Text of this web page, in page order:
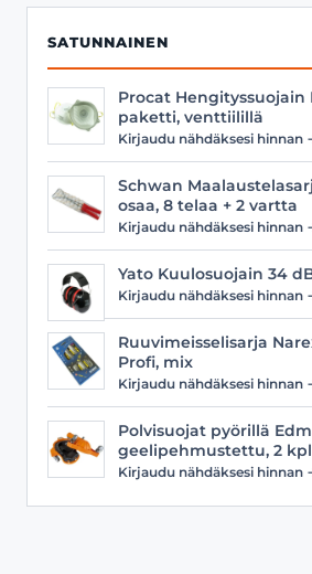
SATUNNAINEN
Procat Hengityssuojain
paketti, venttiilillä
Kirjaudu nähdäksesi hinnan
Schwan
osaa, 8 telaa + 2 vartta
Kirjaudu nähdäksesi hinnan
Yato Kuulosuojain 34
Kirjaudu nähdäksesi hinnan
Ruuvimeisselisarja
Profi, mix
Kirjaudu nähdäksesi hinnan
Polvisuojat pyörillä
geelipehmustettu, 2 kpl
Kirjaudu nähdäksesi hinnan